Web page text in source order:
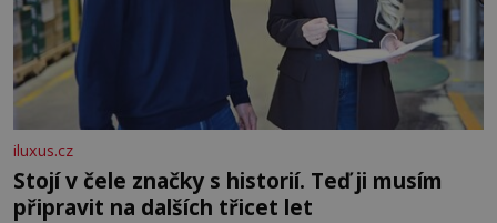
iluxus.cz
Stojí v čele značky s historií. Teď ji musím
připravit na dalších třicet let